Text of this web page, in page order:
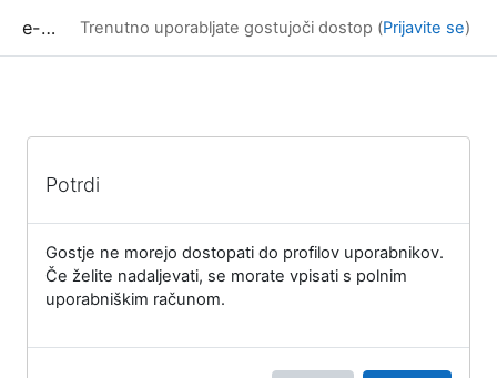
e-učilnica UP FAMNIT Trenutno uporabljate gostujoči dostop (Prijavite se)
Potrdi
Gostje ne morejo dostopati do profilov uporabnikov.
Če želite nadaljevati, se morate vpisati s polnim
uporabniškim računom.